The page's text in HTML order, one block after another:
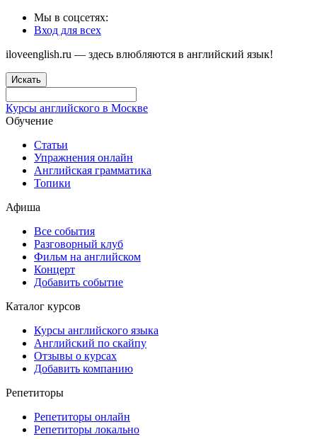
Мы в соцсетях:
Вход для всех
iloveenglish.ru — здесь влюбляются в английский язык!
Искать
Курсы английского в Москве
Обучение
Статьи
Упражнения онлайн
Английская грамматика
Топики
Афиша
Все события
Разговорный клуб
Фильм на английском
Концерт
Добавить событие
Каталог курсов
Курсы английского языка
Английский по скайпу
Отзывы о курсах
Добавить компанию
Репетиторы
Репетиторы онлайн
Репетиторы локально